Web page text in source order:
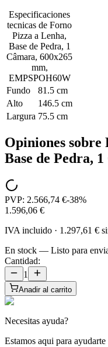
Especificaciones
tecnicas de Forno
Pizza a Lenha,
Base de Pedra, 1
Câmara, 600x265
mm,
EMPSPOH60W
Fundo
81.5 cm
Alto
146.5 cm
Largura 75.5 cm
Opiniones sobre
Base de Pedra,
PVP: 2.566,74 €-38%
1.596,06 €
IVA incluido · 1.297,61 €
En stock — Listo para
Cantidad:
1
Anadir al carrito
Necesitas ayuda?
Estamos aqui para